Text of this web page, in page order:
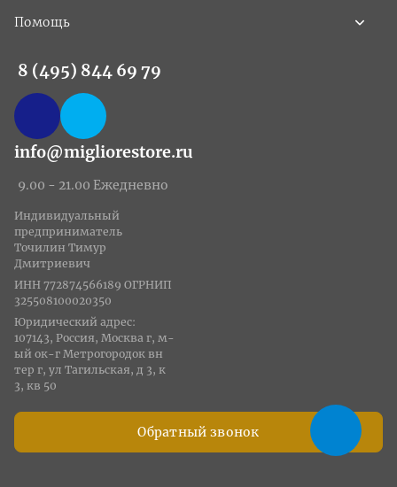
Помощь
8 (495) 844 69 79
info@migliorestore.ru
9.00 - 21.00 Ежедневно
Обратный звонок
Индивидуальный
предприниматель
Точилин Тимур
Дмитриевич
ИНН 772874566189 ОГРНИП
325508100020350
Юридический адрес:
107143, Россия, Москва г, м-
ый ок-г Метрогородок вн
тер г, ул Тагильская, д 3, к
3, кв 50